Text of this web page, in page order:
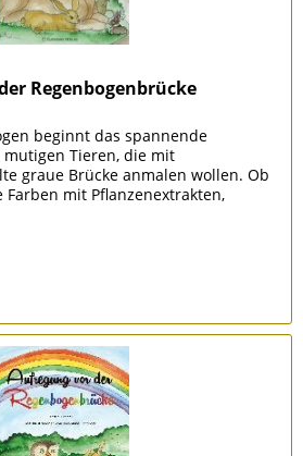
Regenbogenbrücke
beginnt das spannende
Tieren, die mit
graue Brücke anmalen wollen. Ob
mit Pflanzenextrakten,